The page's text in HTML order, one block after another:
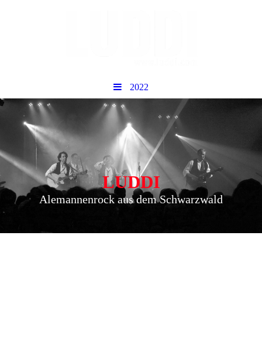
2022
LUDDI
Alemannenrock aus dem Schwarzwald